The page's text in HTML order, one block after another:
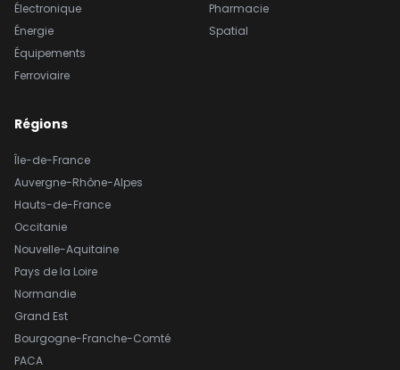
Électronique
Énergie
Équipements
Ferroviaire
Pharmacie
Spatial
Régions
Île-de-France
Auvergne-Rhône-Alpes
Hauts-de-France
Occitanie
Nouvelle-Aquitaine
Pays de la Loire
Normandie
Grand Est
Bourgogne-Franche-Comté
PACA